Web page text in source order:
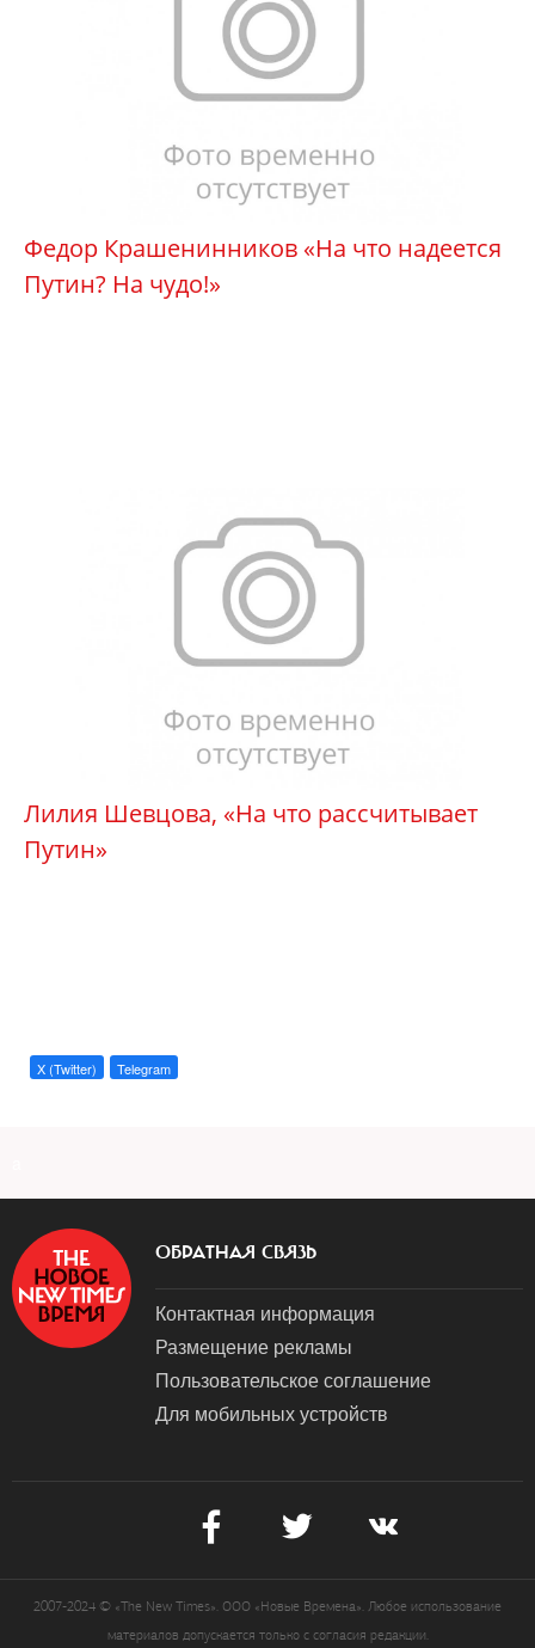
Федор Крашенинников «На что надеется
Путин? На чудо!»
Лилия Шевцова, «На что рассчитывает
Путин»
X (Twitter) Telegram
ОБРАТНАЯ СВЯЗЬ
Контактная информация
Размещение рекламы
Пользовательское соглашение
Для мобильных устройств
2007-2024 © «The New Times». ООО «Новые Времена». Любое использование
материалов допускается только с согласия редакции.